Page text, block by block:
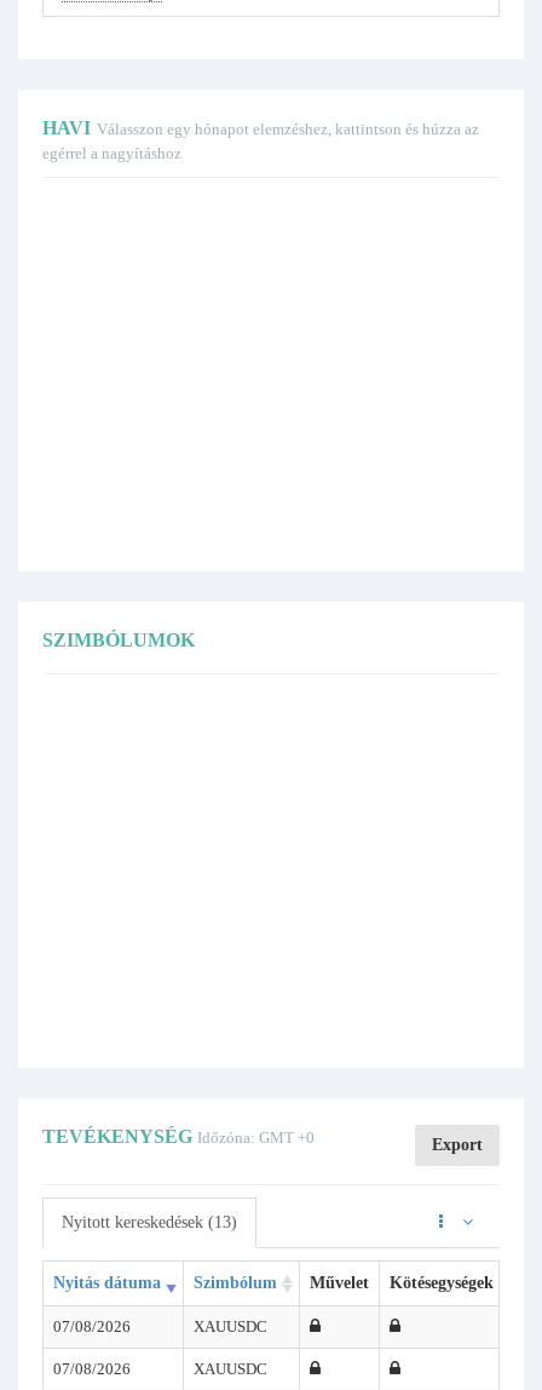
HAVI Válasszon egy hónapot elemzéshez, kattintson és húzza az
egérrel a nagyításhoz
SZIMBÓLUMOK
TEVÉKENYSÉG Időzóna: GMT +0 Export
Nyitott kereskedések (13)
Nyitás dátuma Szimbólum Művelet Kötésegységek
07/08/2026 XAUUSDC
07/08/2026 XAUUSDC